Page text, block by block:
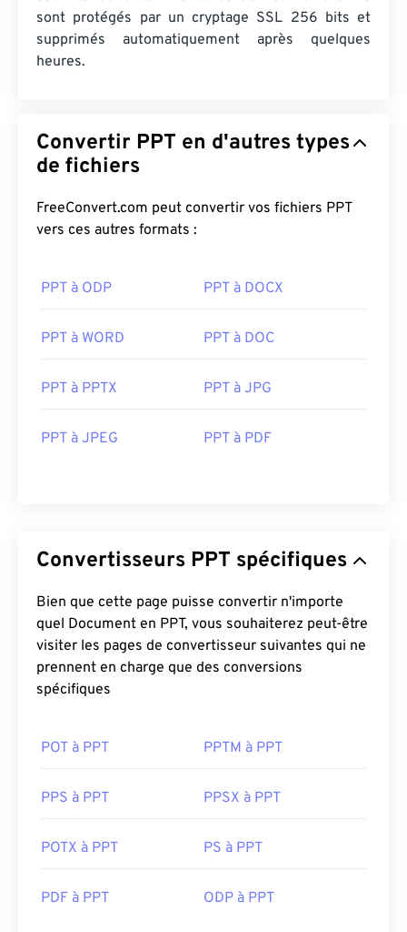
sont protégés par un cryptage SSL 256 bits et
supprimés automatiquement après quelques
heures.
Convertir PPT en d'autres types
de fichiers
FreeConvert.com peut convertir vos fichiers PPT
vers ces autres formats :
PPT à ODP PPT à DOCX
PPT à WORD PPT à DOC
PPT à PPTX PPT à JPG
PPT à JPEG PPT à PDF
Convertisseurs PPT spécifiques
Bien que cette page puisse convertir n'importe
quel Document en PPT, vous souhaiterez peut-être
visiter les pages de convertisseur suivantes qui ne
prennent en charge que des conversions
spécifiques
POT à PPT PPTM à PPT
PPS à PPT PPSX à PPT
POTX à PPT PS à PPT
PDF à PPT ODP à PPT